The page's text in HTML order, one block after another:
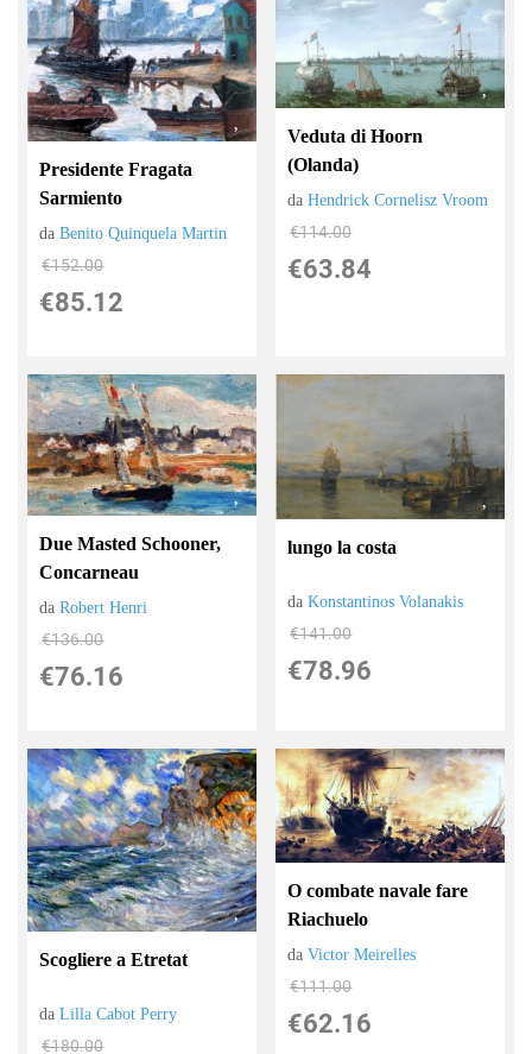
Presidente Fragata
Sarmiento
daBenito Quinquela Martin
€152.00
€85.12
Veduta di Hoorn
(Olanda)
daHendrick Cornelisz Vroom
€114.00
€63.84
Due Masted Schooner,
Concarneau
daRobert Henri
€136.00
€76.16
lungo la costa
daKonstantinos Volanakis
€141.00
€78.96
Scogliere a Etretat
daLilla Cabot Perry
€180.00
O combate navale fare
Riachuelo
daVictor Meirelles
€111.00
€62.16